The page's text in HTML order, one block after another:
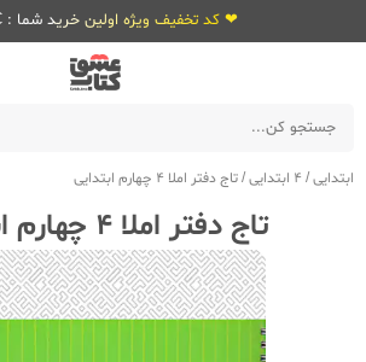
❤ کد تخفیف ویژه اولین خرید شما : KLC ❤
ابتدایی/ 4 ابتدایی /تاج دفتر املا 4 چهارم ابتدایی
تاج دفتر املا 4 چهارم ابتدایی